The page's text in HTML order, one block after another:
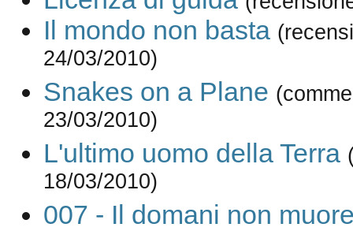
Il mondo non basta
24/03/2010)
Snakes on a Plane
23/03/2010)
L'ultimo uomo della Terra
18/03/2010)
007 - Il domani non